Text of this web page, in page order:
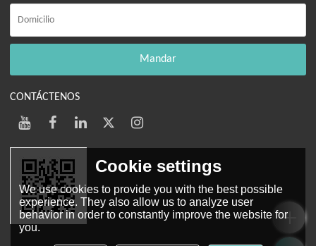
Mandar
CONTÁCTENOS
Web móvil
Cookie settings
We use cookies to provide you with the best possible
experience. They also allow us to analyze user
behavior in order to constantly improve the website for
you.